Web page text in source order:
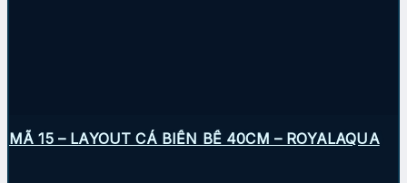
MÃ 15 – LAYOUT CÁ BIỂN BỂ 40CM – ROYALAQUA